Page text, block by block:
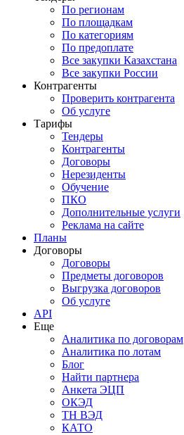
По регионам
По площадкам
По категориям
По предоплате
Все закупки Казахстана
Все закупки России
Контрагенты
Проверить контрагента
Об услуге
Тарифы
Тендеры
Контрагенты
Договоры
Нерезиденты
Обучение
ПКО
Дополнительные услуги
Реклама на сайте
Планы
Договоры
Договоры
Предметы договоров
Выгрузка договоров
Об услуге
API
Еще
Аналитика по договорам
Аналитика по лотам
Блог
Найти партнера
Анкета ЭЦП
ОКЭД
ТН ВЭД
КАТО